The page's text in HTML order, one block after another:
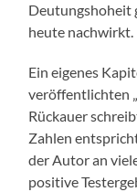
Deutungshoheit
heute nachwirkt.
Ein eigenes
veröffentlichten
Rückauer
Zahlen
der Autor an
positive